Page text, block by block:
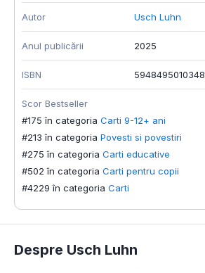
Autor Usch Luhn
Anul publicării 2025
ISBN 5948495010348
Scor Bestseller
#175 în categoria Carti 9-12+ ani
#213 în categoria Povesti si povestiri
#275 în categoria Carti educative
#502 în categoria Carti pentru copii
#4229 în categoria Carti
Despre Usch Luhn